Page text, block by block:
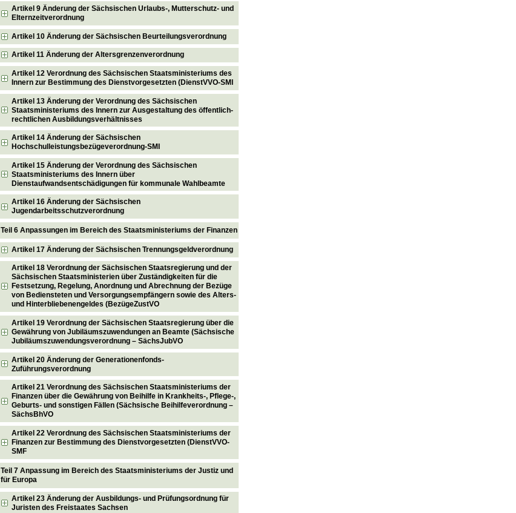
Artikel 9 Änderung der Sächsischen Urlaubs-, Mutterschutz- und
Elternzeitverordnung
Artikel 10 Änderung der Sächsischen Beurteilungsverordnung
Artikel 11 Änderung der Altersgrenzenverordnung
Artikel 12 Verordnung des Sächsischen Staatsministeriums des
Innern zur Bestimmung des Dienstvorgesetzten (DienstVVO-SMI
Artikel 13 Änderung der Verordnung des Sächsischen
Staatsministeriums des Innern zur Ausgestaltung des öffentlich-
rechtlichen Ausbildungsverhältnisses
Artikel 14 Änderung der Sächsischen
Hochschulleistungsbezügeverordnung-SMI
Artikel 15 Änderung der Verordnung des Sächsischen
Staatsministeriums des Innern über
Dienstaufwandsentschädigungen für kommunale Wahlbeamte
Artikel 16 Änderung der Sächsischen
Jugendarbeitsschutzverordnung
Teil 6 Anpassungen im Bereich des Staatsministeriums der Finanzen
Artikel 17 Änderung der Sächsischen Trennungsgeldverordnung
Artikel 18 Verordnung der Sächsischen Staatsregierung und der
Sächsischen Staatsministerien über Zuständigkeiten für die
Festsetzung, Regelung, Anordnung und Abrechnung der Bezüge
von Bediensteten und Versorgungsempfängern sowie des Alters-
und Hinterbliebenengeldes (BezügeZustVO
Artikel 19 Verordnung der Sächsischen Staatsregierung über die
Gewährung von Jubiläumszuwendungen an Beamte (Sächsische
Jubiläumszuwendungsverordnung – SächsJubVO
Artikel 20 Änderung der Generationenfonds-
Zuführungsverordnung
Artikel 21 Verordnung des Sächsischen Staatsministeriums der
Finanzen über die Gewährung von Beihilfe in Krankheits-, Pflege-,
Geburts- und sonstigen Fällen (Sächsische Beihilfeverordnung –
SächsBhVO
Artikel 22 Verordnung des Sächsischen Staatsministeriums der
Finanzen zur Bestimmung des Dienstvorgesetzten (DienstVVO-
SMF
Teil 7 Anpassung im Bereich des Staatsministeriums der Justiz und
für Europa
Artikel 23 Änderung der Ausbildungs- und Prüfungsordnung für
Juristen des Freistaates Sachsen